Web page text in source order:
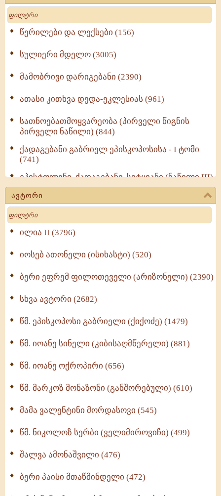
Search
წერილები და ლექსები (156)
სულიერი მდელო (3005)
მამობრივი დარიგებანი (2390)
ათასი კითხვა დედა-ეკლესიას (961)
სათნოებათმოყვარეობა (პირველი წიგნის
პირველი ნაწილი) (844)
ქადაგებანი გაბრიელ ეპისკოპოსისა - I ტომი
(741)
ეპისტოლენი, ქადაგებანი, სიტყვანი (ნაწილი III)
(723)
მოძღვრის ძალზე სასარგებლო რჩევები
მრევლისათვის (545)
Wisdomge (514)
ქადაგებანი გაბრიელ ეპისკოპოსისა - II ტომი
სულიერი ცხოვრების სახელმძღვანელო -
ნაწილი II (369)
ავტორი
Search
ილია II (3796)
იოსებ ათონელი (ისიხასტი) (520)
ბერი ეფრემ ფილოთეველი (არიზონელი) (2390)
სხვა ავტორი (2682)
წმ. ეპისკოპოსი გაბრიელი (ქიქოძე) (1479)
წმ. იოანე სინელი (კიბისაღმწერელი) (881)
წმ. იოანე ოქროპირი (656)
წმ. მარკოზ მონაზონი (განშორებული) (610)
მამა ვალენტინი მორდასოვი (545)
წმ. ნიკოლოზ სერბი (ველიმიროვიჩი) (499)
შალვა ამონაშვილი (476)
ბერი პაისი მთაწმინდელი (472)